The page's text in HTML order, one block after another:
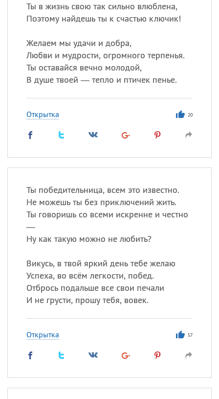
Ты в жизнь свою так сильно влюблена,
Поэтому найдешь ты к счастью ключик!
Желаем мы удачи и добра,
Любви и мудрости, огромного терпенья.
Ты оставайся вечно молодой,
В душе твоей — тепло и птичек пенье.
Открытка 20
Ты победительница, всем это известно.
Не можешь ты без приключений жить.
Ты говоришь со всеми искренне и честно
—
Ну как такую можно не любить?
Викусь, в твой яркий день тебе желаю
Успеха, во всём легкости, побед.
Отбрось подальше все свои печали
И не грусти, прошу тебя, вовек.
Открытка 57